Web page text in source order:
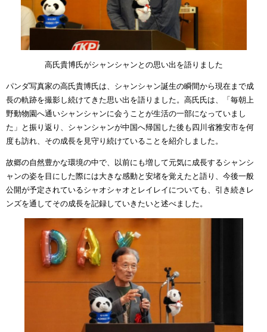
高氏貴博氏がシャンシャンとの思い出を語りました
パンダ写真家の高氏貴博氏は、シャンシャン誕生の瞬間から現在まで成
長の軌跡を撮影し続けてきた思い出を語りました。高氏氏は、「毎朝上
野動物園へ通いシャンシャンに会うことが生活の一部になっていまし
た」と振り返り、シャンシャンが中国へ帰国した後も四川省雅安市を何
度も訪れ、その成長を見守り続けていることを紹介しました。
故郷の自然豊かな環境の中で、以前にも増して元気に成長するシャンシ
ャンの姿を目にした際には大きな感動と安堵を覚えたと語り、今後一般
公開が予定されているシャオシャオとレイレイについても、引き続きレ
ンズを通してその成長を記録していきたいと述べました。